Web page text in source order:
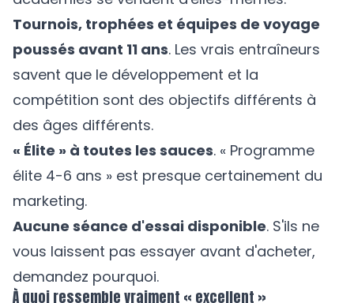
Tournois, trophées et équipes de voyage
poussés avant 11 ans. Les vrais entraîneurs
savent que le développement et la
compétition sont des objectifs différents à
des âges différents.
« Élite » à toutes les sauces. « Programme
élite 4-6 ans » est presque certainement du
marketing.
Aucune séance d'essai disponible. S'ils ne
vous laissent pas essayer avant d'acheter,
demandez pourquoi.
À quoi ressemble vraiment « excellent »